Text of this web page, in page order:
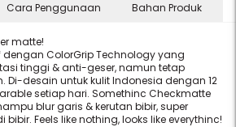
Cara Penggunaan Bahan Produk
matte!
ColorGrip Technology yang
tinggi & anti-geser, namun tetap
Di-desain untuk kulit Indonesia dengan 12
setiap hari. Somethinc Checkmatte
blur garis & kerutan bibir, super
Feels like nothing, looks like everythinc!